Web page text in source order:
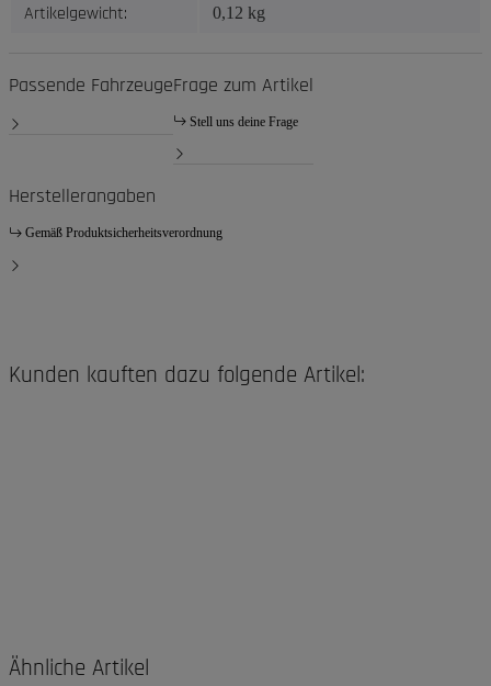
Artikelgewicht: 0,12 kg
Passende FahrzeugeFrage zum Artikel
Stell uns deine Frage
Herstellerangaben
Gemäß Produktsicherheitsverordnung
Kunden kauften dazu folgende Artikel:
Ähnliche Artikel